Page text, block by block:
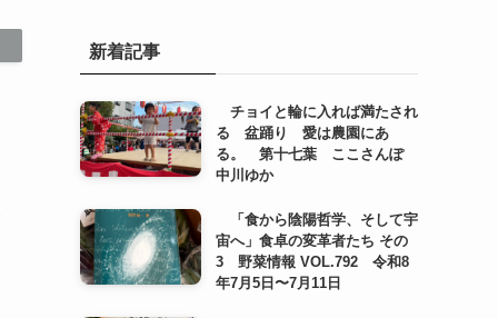
新着記事
チョイと輪に入れば満たされ
る 盆踊り 愛は農園にあ
る。 第十七葉 ここさんぽ
中川ゆか
「食から陰陽哲学、そして宇
宙へ」食卓の変革者たち その
3 野菜情報 VOL.792 令和8
年7月5日〜7月11日